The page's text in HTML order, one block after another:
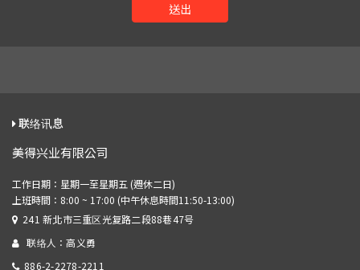
送出
联络讯息
美得兴业有限公司
241 新北市三重区光复路二段88巷47号
联络人：高义勇
886-2-2278-2211